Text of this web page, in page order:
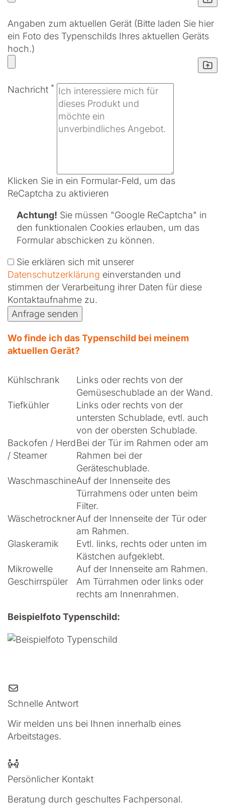
Angaben zum aktuellen Gerät (Bitte laden Sie hier
ein Foto des Typenschilds Ihres aktuellen Geräts
hoch.)
Nachricht *
Klicken Sie in ein Formular-Feld, um das
ReCaptcha zu aktivieren
Achtung! Sie müssen "Google ReCaptcha" in
den funktionalen Cookies erlauben, um das
Formular abschicken zu können.
Sie erklären sich mit unserer
Datenschutzerklärung ein­ver­standen und
stimmen der Verarbeitung ihrer Daten für diese
Kontaktaufnahme zu.
Anfrage senden
Wo finde ich das Typenschild bei meinem
aktuellen Gerät?
Kühlschrank
Links oder rechts von der
Gemüseschublade an der Wand.
Tiefkühler
Links oder rechts von der
untersten Schublade, evtl. auch
von der obersten Schublade.
Backofen / Herd
/ Steamer
Bei der Tür im Rahmen oder am
Rahmen bei der
Geräteschublade.
WaschmaschineAuf der Innenseite des
Türrahmens oder unten beim
Filter.
WäschetrocknerAuf der Innenseite der Tür oder
am Rahmen.
Glaskeramik
Evtl. links, rechts oder unten im
Kästchen aufgeklebt.
Mikrowelle
Auf der Innenseite am Rahmen.
Geschirrspüler
Am Türrahmen oder links oder
rechts am Innenrahmen.
Beispielfoto Typenschild:
Schnelle Antwort
Wir melden uns bei Ihnen innerhalb eines
Arbeitstages.
Persönlicher Kontakt
Beratung durch geschultes Fachpersonal.